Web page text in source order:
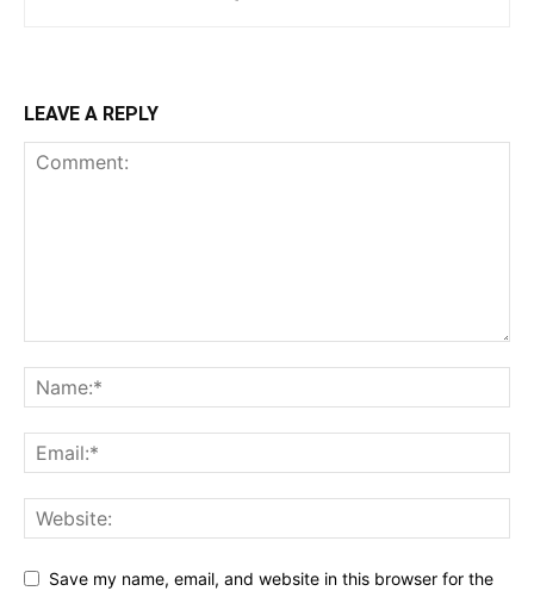
LEAVE A REPLY
Save my name, email, and website in this browser for the